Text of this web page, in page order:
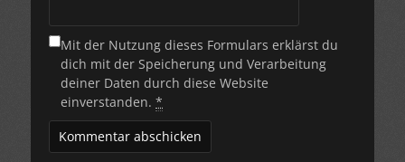
Mit der Nutzung dieses Formulars erklärst du
dich mit der Speicherung und Verarbeitung
deiner Daten durch diese Website
einverstanden. *